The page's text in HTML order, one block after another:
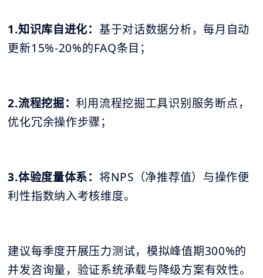
1.知识库自进化： 基于对话数据分析，每月自动
更新15%-20%的FAQ条目；
2.流程挖掘：利用流程挖掘工具识别服务断点，
优化冗余操作步骤；
3.体验度量体系： 将NPS（净推荐值）与操作便
利性指数纳入考核维度。
建议每季度开展压力测试，模拟峰值期300%的
并发咨询量，验证系统承载与降级方案有效性。